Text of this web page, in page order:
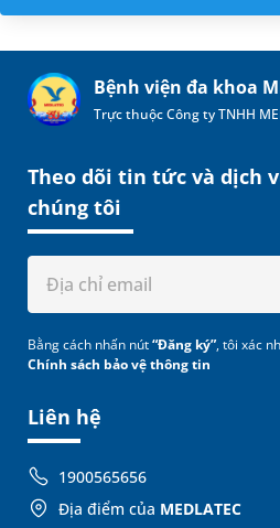
Bệnh viện đa khoa
Trực thuộc Công ty TNHH
Liên hệ
1900565656
Địa điểm của MEDLATEC
Theo dõi tin tức và dịch
chúng tôi
Bằng cách nhấn nút“Đăng ký”, tôi xác
Chính sách bảo vệ thông tin